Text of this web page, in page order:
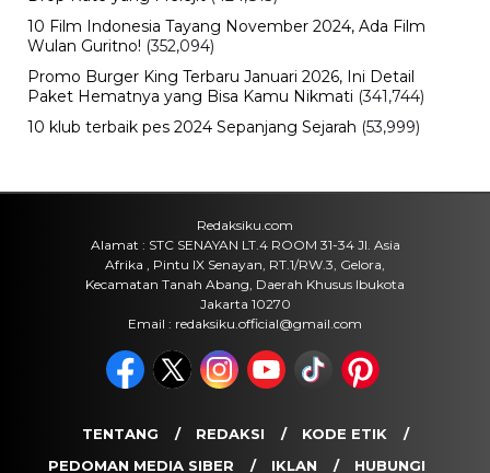
Life Style
Wanita Tidak Bercerita Tapi Sering
Jumat, 7 Agu 2026 - 12:17 WIB
Hiburan
Catch a Predator
Perombakan Kabinet Prabowo Jadi
Sorotan, Istana Tegaskan Evaluasi
Terus Berjalan
Jumat, 7 Agu 2026 - 11:15 WIB
POPULER
Sosok Ini Bongkar Siapa Sebenarnya Dalang Demo 25